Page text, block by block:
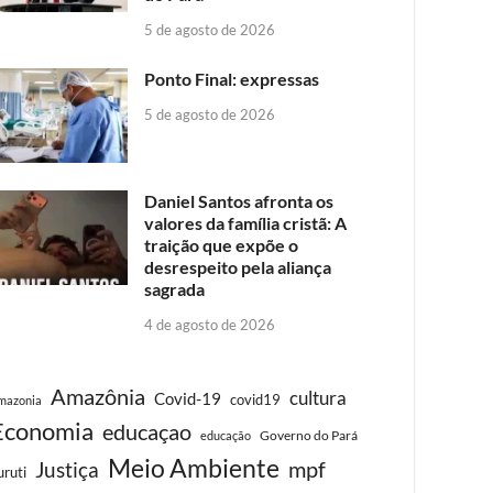
5 de agosto de 2026
Ponto Final: expressas
5 de agosto de 2026
Daniel Santos afronta os
valores da família cristã: A
traição que expõe o
desrespeito pela aliança
sagrada
4 de agosto de 2026
Amazônia Covid-19 covid19 cultura
educaçao educação Governo do Pará
Justiça Meio Ambiente mpf